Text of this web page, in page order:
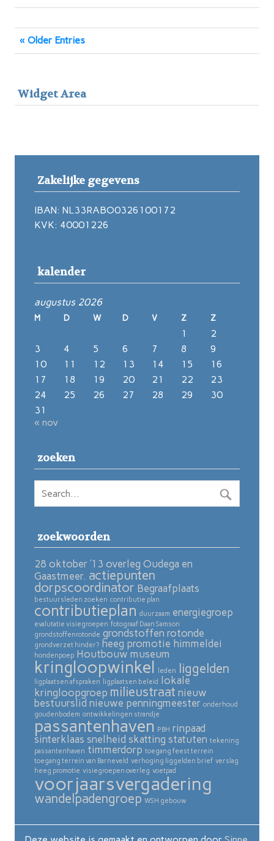
« Older Entries
Widget Area
Zakelijke gegevens
IBAN: NL33RABO0326100172
KVK: 40001226
kalender
augustus 2026
M D W D V Z Z
1
2
3
4 5 6 7 8
9
10
11 12 13 14 15
16
17
18 19 20 21 22
23
24
25 26 27 28 29
30
31
« nov
zoeken
zoekwoorden
28 oktober ’13 overleg Oudega en
Gaastmeer. actiepunten
dorpscoordinator Begraafplaats
bestuursleden zoeken contributie plan
contributieplan duurzaam energiegroep
evalutatie visiegroepen fotograaf Daan Samson
grondstoffenrotonde grondstoffen rotonde
grondverzet hinder? heeg promotie himmeldei
hondenpoep Houtbouw museum
kringloopwinkel leden liggelden
ligplaatsen afspraken ligplaatsen beleid
lokale
kringloopgroep milieustraat nieuw
bestuurslid nieuwe penningmeester onderhoud
goudenbodem ontwikkelingen strandje
passantenhaven PBH rinpaad
sinterklaas snelheid skatting statuten tekening
passantenhaven timmerdorp toegang feest terrein
toegang terrein van Barneveld verhoging liggelden brief verslag
heeg promotie visiegroepen overleg voetpad
voorjaarsvergadering
wandelpadengroep WSH gebouw